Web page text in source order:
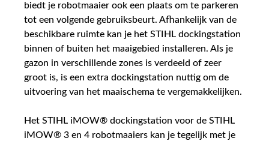
biedt je robotmaaier ook een plaats om te parkeren
tot een volgende gebruiksbeurt. Afhankelijk van de
beschikbare ruimte kan je het STIHL dockingstation
binnen of buiten het maaigebied installeren. Als je
gazon in verschillende zones is verdeeld of zeer
groot is, is een extra dockingstation nuttig om de
uitvoering van het maaischema te vergemakkelijken.
Het STIHL iMOW® dockingstation voor de STIHL
iMOW® 3 en 4 robotmaaiers kan je tegelijk met je